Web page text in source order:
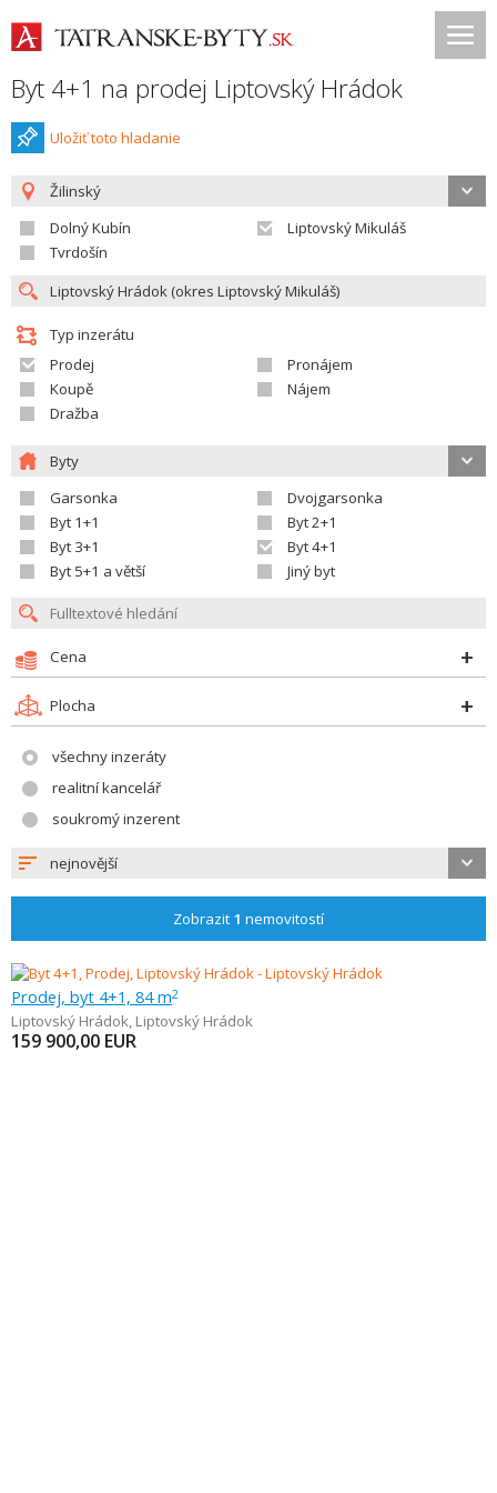
Byt 4+1 na prodej Liptovský Hrádok
Uložiť toto hladanie
Žilinský
Dolný Kubín
Liptovský Mikuláš
Tvrdošín
Typ inzerátu
Prodej
Pronájem
Koupě
Nájem
Dražba
Byty
Garsonka
Dvojgarsonka
Byt 1+1
Byt 2+1
Byt 3+1
Byt 4+1
Byt 5+1 a větší
Jiný byt
Cena
Plocha
všechny inzeráty
realitní kancelář
soukromý inzerent
nejnovější
Zobrazit 1 nemovitostí
Prodej, byt 4+1, 84 m2
Liptovský Hrádok, Liptovský Hrádok
159 900,00 EUR